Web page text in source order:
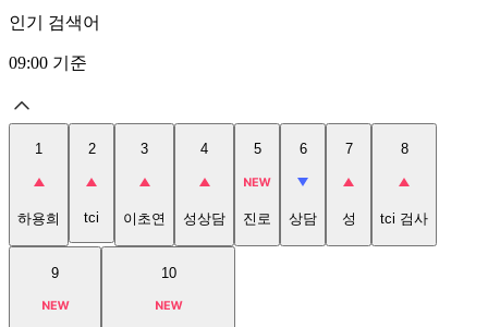
인기 검색어
09:00 기준
1
하용희
2
tci
3
이초연
4
성상담
5
진로
6
상담
7
성
8
tci 검사
9 10